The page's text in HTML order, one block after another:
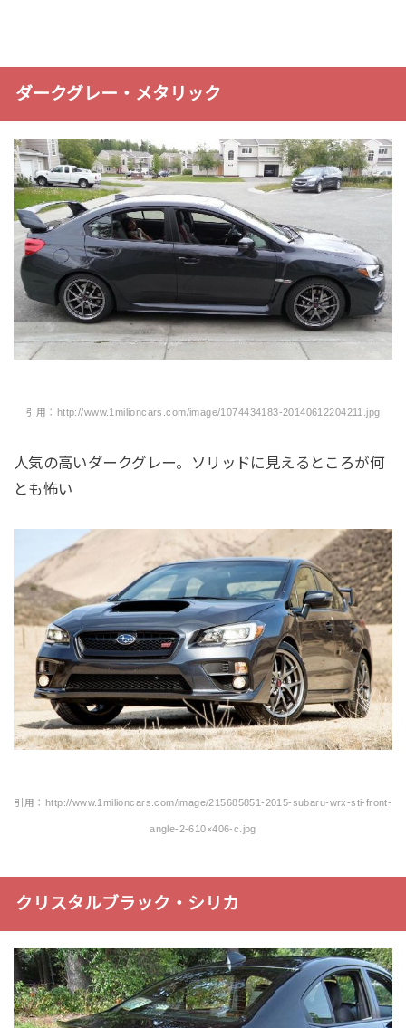
ダークグレー・メタリック
引用：http://www.1milioncars.com/image/1074434183-20140612204211.jpg
人気の高いダークグレー。ソリッドに見えるところが何
とも怖い
引用：http://www.1milioncars.com/image/215685851-2015-subaru-wrx-sti-front-
angle-2-610×406-c.jpg
クリスタルブラック・シリカ